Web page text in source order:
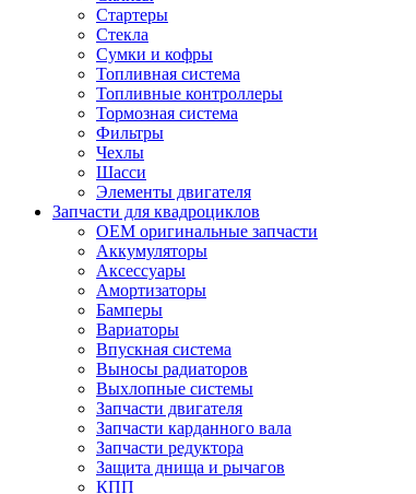
Стартеры
Стекла
Сумки и кофры
Топливная система
Топливные контроллеры
Тормозная система
Фильтры
Чехлы
Шасси
Элементы двигателя
Запчасти для квадроциклов
OEM оригинальные запчасти
Аккумуляторы
Аксессуары
Амортизаторы
Бамперы
Вариаторы
Впускная система
Выносы радиаторов
Выхлопные системы
Запчасти двигателя
Запчасти карданного вала
Запчасти редуктора
Защита днища и рычагов
КПП